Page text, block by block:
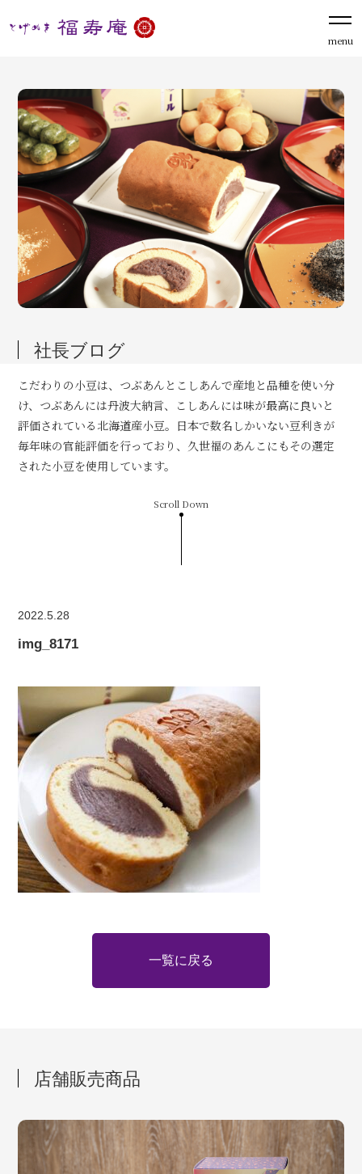
menu
社長ブログ
こだわりの小豆は、つぶあんとこしあんで産地と品種を使い分
け、つぶあんには丹波大納言、こしあんには味が最高に良いと
評価されている北海道産小豆。日本で数名しかいない豆利きが
毎年味の官能評価を行っており、久世福のあんこにもその選定
された小豆を使用しています。
Scroll Down
2022.5.28
img_8171
一覧に戻る
店舗販売商品